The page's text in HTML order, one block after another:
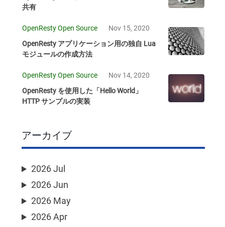
共有
OpenResty Open Source
Nov 15, 2020
OpenResty アプリケーション用の独自 Lua
モジュールの作成方法
OpenResty Open Source
Nov 14, 2020
OpenResty を使用した「Hello World」
HTTP サンプルの実装
アーカイブ
2026 Jul
2026 Jun
2026 May
2026 Apr